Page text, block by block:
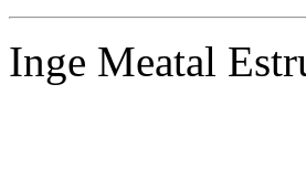
Inge Meatal